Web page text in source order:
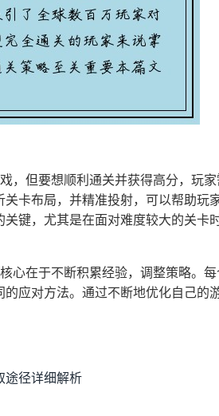
，但要想顺利通关并获得高分，玩
卡布局，并精准投射，可以帮助玩
键，尤其是在面对难度较大的关卡
心在于不断积累经验，调整策略。
应对方法。通过不断地优化自己的
途径详细解析